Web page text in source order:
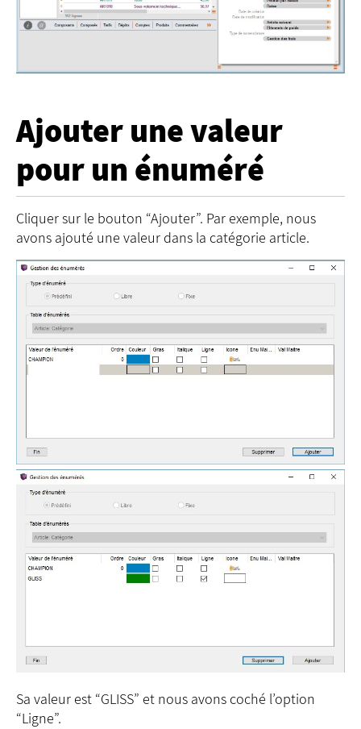
Ajouter une valeur
pour un énuméré
Cliquer sur le bouton “Ajouter”. Par exemple, nous
avons ajouté une valeur dans la catégorie article.
Sa valeur est “GLISS” et nous avons coché l’option
“Ligne”.